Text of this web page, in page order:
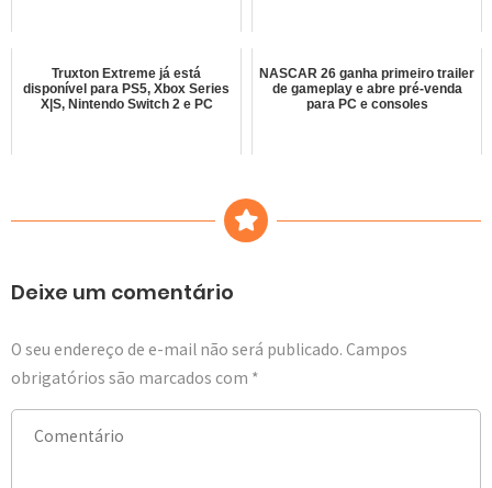
Truxton Extreme já está
disponível para PS5, Xbox Series
X|S, Nintendo Switch 2 e PC
NASCAR 26 ganha primeiro trailer
de gameplay e abre pré-venda
para PC e consoles
Deixe um comentário
O seu endereço de e-mail não será publicado. Campos
obrigatórios são marcados com *